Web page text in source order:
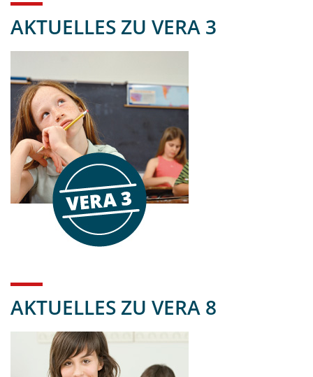
AKTUELLES ZU VERA 3
AKTUELLES ZU VERA 8